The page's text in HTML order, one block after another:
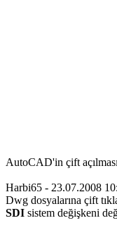
AutoCAD'in çift
Harbi65 - 23.07.2008
Dwg dosyalarına çift
SDI sistem değişkeni